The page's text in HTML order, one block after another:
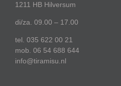
1211 HB Hilversum
di/za. 09.00 – 17.00
tel. 035 622 00 21
mob. 06 54 688 644
info@tiramisu.nl